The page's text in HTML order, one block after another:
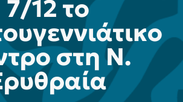
7/12 το
στη Ν.